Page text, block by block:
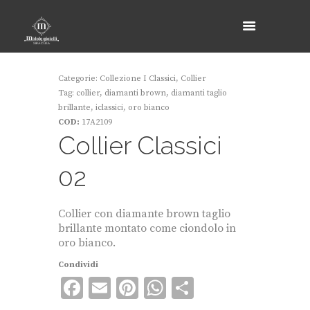
Categorie: Collezione I Classici, Collier
Tag: collier, diamanti brown, diamanti taglio
brillante, iclassici, oro bianco
COD: 17A2109
Collier Classici
02
Collier con diamante brown taglio
brillante montato come ciondolo in
oro bianco.
Condividi
F
E
Pi W